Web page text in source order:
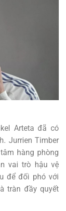
Arteta đã có
Jurrien Timber
hàng phòng
vai trò hậu vệ
để đối phó với
tràn đầy quyết